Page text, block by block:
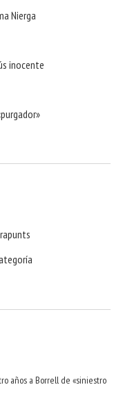
Nierga
inocente
años a Borrell de «siniestro